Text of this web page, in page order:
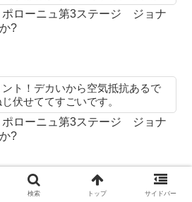
ポローニュ第3ステージ ジョナ
?
ト！デカいから空気抵抗あるで
伏せててすごいです。
ポローニュ第3ステージ ジョナ
?
検索 トップ サイドバー